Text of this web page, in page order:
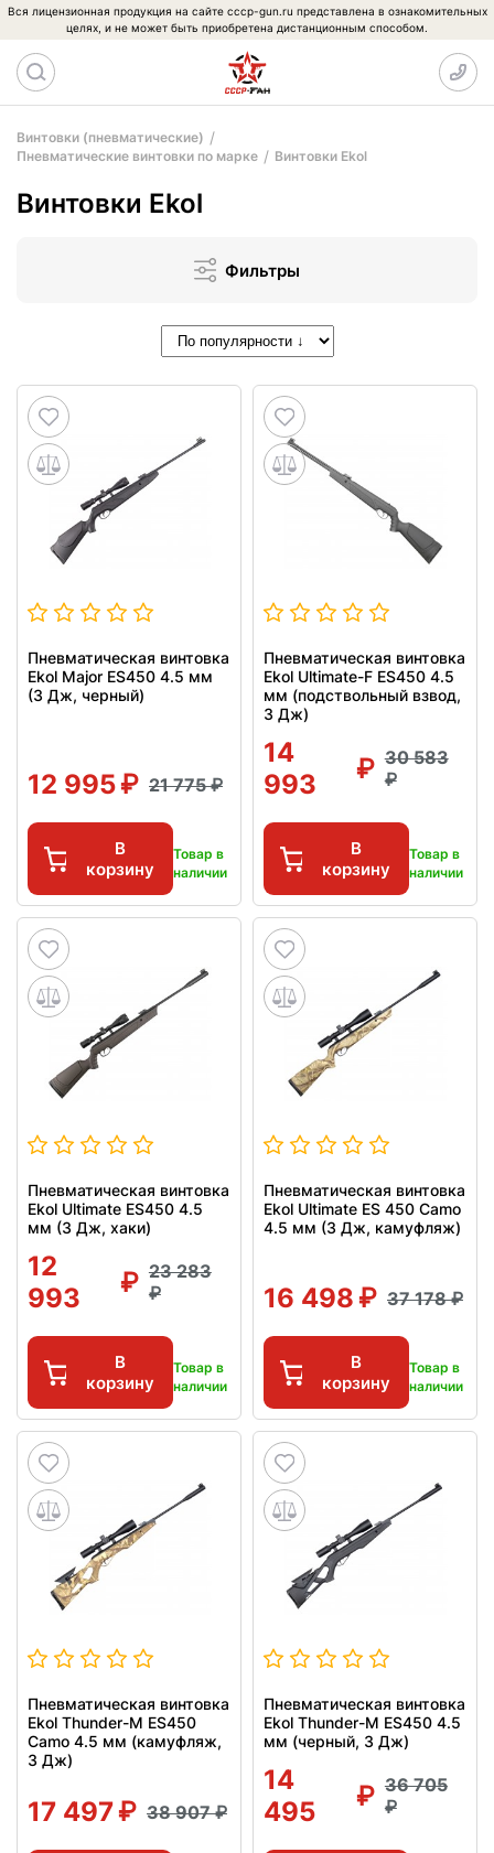
Вся лицензионная продукция на сайте cccp-gun.ru представлена в ознакомительных
целях, и не может быть приобретена дистанционным способом.
Винтовки (пневматические)
Пневматические винтовки по марке
Винтовки Ekol
Винтовки Ekol
Фильтры
Пневматическая винтовка
Ekol Major ES450 4.5 мм
(3 Дж, черный)
12 995 21 775
В
корзину
Товар в
наличии
Пневматическая винтовка
Ekol Ultimate-F ES450 4.5
мм (подствольный взвод,
3 Дж)
14
993
30 583
В
корзину
Товар в
наличии
Пневматическая винтовка
Ekol Ultimate ES450 4.5
мм (3 Дж, хаки)
12
993
23 283
В
корзину
Товар в
наличии
Пневматическая винтовка
Ekol Ultimate ES 450 Camo
4.5 мм (3 Дж, камуфляж)
16 498 37 178
В
корзину
Товар в
наличии
Пневматическая винтовка
Ekol Thunder-M ES450
Camo 4.5 мм (камуфляж,
3 Дж)
17 497 38 907
Пневматическая винтовка
Ekol Thunder-M ES450 4.5
мм (черный, 3 Дж)
14
495
36 705